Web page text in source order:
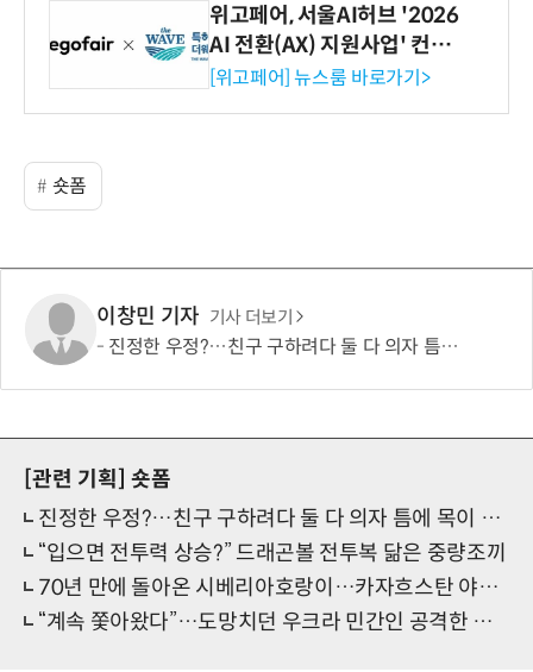
위고페어, 서울AI허브 '2026
AI 전환(AX) 지원사업' 컨소
시엄 선정
[위고페어] 뉴스룸 바로가기>
숏폼
이창민 기자 기사 더보기
진정한 우정?…친구 구하려다 둘 다 의자 틈에 목이 낀 순간
[관련 기획] 숏폼
진정한 우정?…친구 구하려다 둘 다 의자 틈에 목이 낀 순간
“입으면 전투력 상승?” 드래곤볼 전투복 닮은 중량조끼
70년 만에 돌아온 시베리아호랑이…카자흐스탄 야생에 풀렸다
“계속 쫓아왔다”…도망치던 우크라 민간인 공격한 러 자폭 드론